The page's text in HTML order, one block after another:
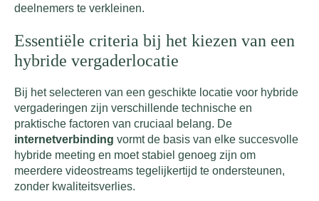
deelnemers te verkleinen.
Essentiële criteria bij het kiezen van een
hybride vergaderlocatie
Bij het selecteren van een geschikte locatie voor hybride
vergaderingen zijn verschillende technische en
praktische factoren van cruciaal belang. De
internetverbinding vormt de basis van elke succesvolle
hybride meeting en moet stabiel genoeg zijn om
meerdere videostreams tegelijkertijd te ondersteunen,
zonder kwaliteitsverlies.